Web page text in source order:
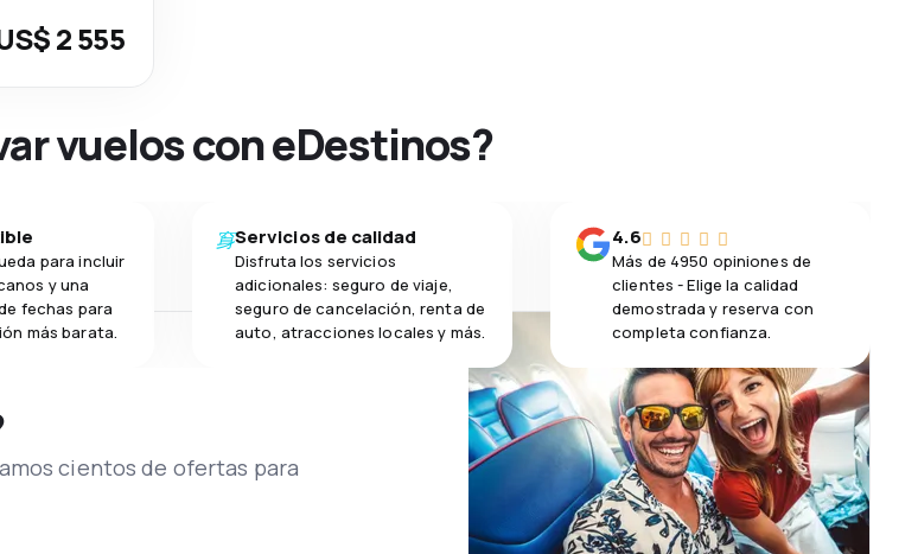
2 555
vuelos con eDestinos?
para incluir
y una
fechas para
más barata.
Servicios de calidad
Disfruta los servicios
adicionales: seguro de viaje,
seguro de cancelación, renta de
auto, atracciones locales y más.
4.6
Más de 4950 opiniones de
clientes - Elige la calidad
demostrada y reserva con
completa confianza.
cientos de ofertas para